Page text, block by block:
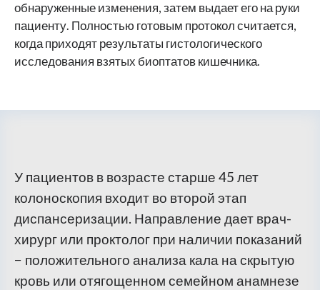
обнаруженные изменения, затем выдает его на руки
пациенту. Полностью готовым протокол считается,
когда приходят результаты гистологического
исследования взятых биоптатов кишечника.
У пациентов в возрасте старше 45 лет
колоноскопия входит во второй этап
диспансеризации. Направление дает врач-
хирург или проктолог при наличии показаний
− положительного анализа кала на скрытую
кровь или отягощенном семейном анамнезе